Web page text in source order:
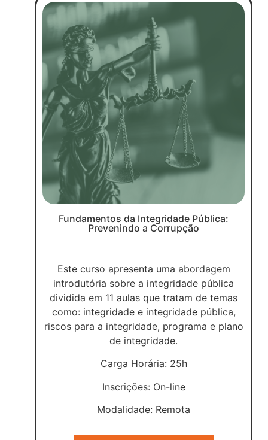
Fundamentos da Integridade Pública:
Prevenindo a Corrupção
Este curso apresenta uma abordagem
introdutória sobre a integridade pública
dividida em 11 aulas que tratam de temas
como: integridade e integridade pública,
riscos para a integridade, programa e plano
de integridade.
Carga Horária: 25h
Inscrições: On-line
Modalidade: Remota